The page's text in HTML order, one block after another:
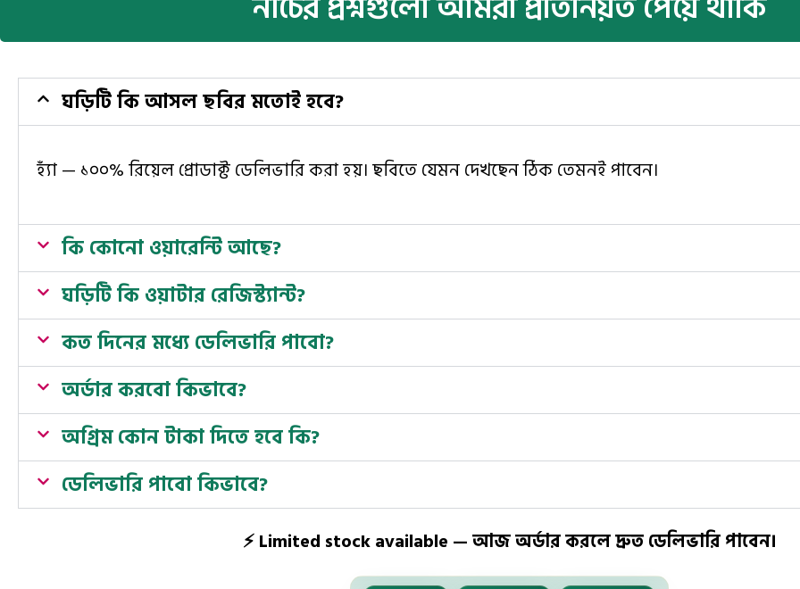
ঘড়িটি কি আসল ছবির মতোই হবে?
হ্যাঁ — ১০০% রিয়েল প্রোডাক্ট ডেলিভারি করা হয়। ছবিতে যেমন দেখছেন ঠিক তেমনই পাবেন।
কি কোনো ওয়ারেন্টি আছে?
ঘড়িটি কি ওয়াটার রেজিস্ট্যান্ট?
কত দিনের মধ্যে ডেলিভারি পাবো?
অর্ডার করবো কিভাবে?
অগ্রিম কোন টাকা দিতে হবে কি?
ডেলিভারি পাবো কিভাবে?
⚡ Limited stock available — আজ অর্ডার করলে দ্রুত ডেলিভারি পাবেন।